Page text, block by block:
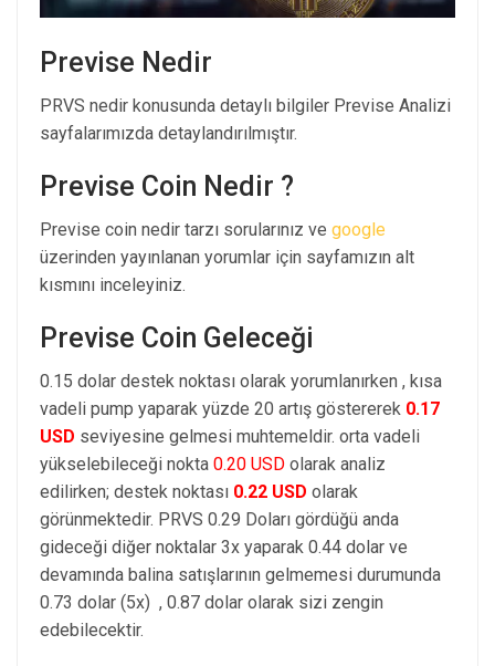
Previse Nedir
PRVS nedir konusunda detaylı bilgiler Previse Analizi
sayfalarımızda detaylandırılmıştır.
Previse Coin Nedir ?
Previse coin nedir tarzı sorularınız ve google
üzerinden yayınlanan yorumlar için sayfamızın alt
kısmını inceleyiniz.
Previse Coin Geleceği
0.15 dolar destek noktası olarak yorumlanırken , kısa
vadeli pump yaparak yüzde 20 artış göstererek 0.17
USD seviyesine gelmesi muhtemeldir. orta vadeli
yükselebileceği nokta 0.20 USD olarak analiz
edilirken; destek noktası 0.22 USD olarak
görünmektedir. PRVS 0.29 Doları gördüğü anda
gideceği diğer noktalar 3x yaparak 0.44 dolar ve
devamında balina satışlarının gelmemesi durumunda
0.73 dolar (5x) , 0.87 dolar olarak sizi zengin
edebilecektir.